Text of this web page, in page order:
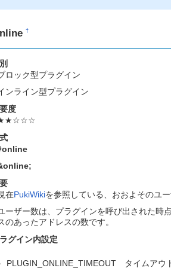
†
ロック型プラグイン
ンライン型プラグイン
度
;
在PukiWikiを参照している、おおよそのユ
ーザー数は、プラグインを呼び出された時
のあったアドレスの数です。
グイン内設定
PLUGIN_ONLINE_TIMEOUT タイムアウ